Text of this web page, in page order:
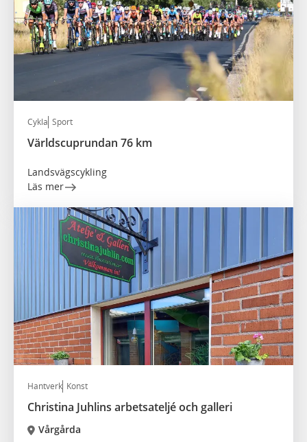
Cykla Sport
Världscuprundan 76 km
Landsvägscykling
Läs mer
Hantverk Konst
Christina Juhlins arbetsateljé och galleri
Vårgårda